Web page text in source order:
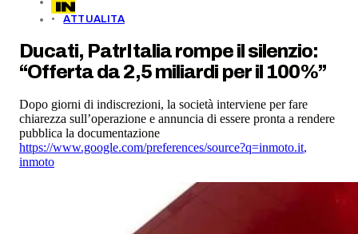
ATTUALITA
Ducati, PatrItalia rompe il silenzio:
“Offerta da 2,5 miliardi per il 100%”
Dopo giorni di indiscrezioni, la società interviene per fare
chiarezza sull’operazione e annuncia di essere pronta a rendere
pubblica la documentazione
https://www.google.com/preferences/source?q=inmoto.it,
inmoto